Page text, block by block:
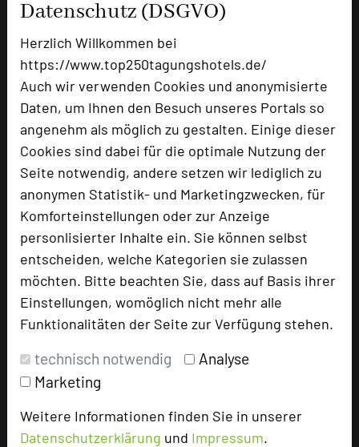
Datenschutz (DSGVO)
Herzlich Willkommen bei
https://www.top250tagungshotels.de/
Auch wir verwenden Cookies und anonymisierte
Daten, um Ihnen den Besuch unseres Portals so
angenehm als möglich zu gestalten. Einige dieser
Cookies sind dabei für die optimale Nutzung der
Seite notwendig, andere setzen wir lediglich zu
anonymen Statistik- und Marketingzwecken, für
Komforteinstellungen oder zur Anzeige
personlisierter Inhalte ein. Sie können selbst
entscheiden, welche Kategorien sie zulassen
möchten. Bitte beachten Sie, dass auf Basis ihrer
Einstellungen, womöglich nicht mehr alle
Funktionalitäten der Seite zur Verfügung stehen.
technisch notwendig
Analyse
Marketing
Weitere Informationen finden Sie in unserer
Datenschutzerklärung und Impressum.
NaturKulturHotel Stumpf
74867 Neunkirchen
phone +49 6262 92290
mail Email
language Homepage
zur Tagungsanfrage hinzufügen add_circle
Bewertung
Tagungsplaner
Tagungsteilnehmer
Hotel bewerten